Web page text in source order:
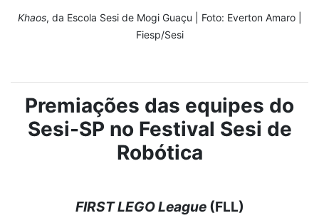
Khaos, da Escola Sesi de Mogi Guaçu | Foto: Everton Amaro |
Fiesp/Sesi
Premiações das equipes do
Sesi-SP no Festival Sesi de
Robótica
FIRST LEGO League(FLL)